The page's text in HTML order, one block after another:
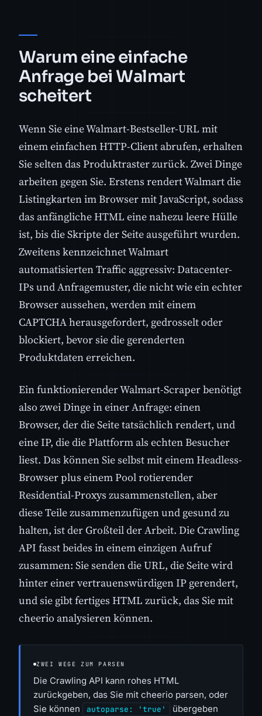
Warum eine einfache
Anfrage bei Walmart
scheitert
Wenn Sie eine Walmart-Bestseller-URL mit
einem einfachen HTTP-Client abrufen, erhalten
Sie selten das Produktraster zurück. Zwei Dinge
arbeiten gegen Sie. Erstens rendert Walmart die
Listingkarten im Browser mit JavaScript, sodass
das anfängliche HTML eine nahezu leere Hülle
ist, bis die Skripte der Seite ausgeführt wurden.
Zweitens kennzeichnet Walmart
automatisierten Traffic aggressiv: Datacenter-
IPs und Anfragemuster, die nicht wie ein echter
Browser aussehen, werden mit einem
CAPTCHA herausgefordert, gedrosselt oder
blockiert, bevor sie die gerenderten
Produktdaten erreichen.
Ein funktionierender Walmart-Scraper benötigt
also zwei Dinge in einer Anfrage: einen
Browser, der die Seite tatsächlich rendert, und
eine IP, die die Plattform als echten Besucher
liest. Das können Sie selbst mit einem Headless-
Browser plus einem Pool rotierender
Residential-Proxys zusammenstellen, aber
diese Teile zusammenzufügen und gesund zu
halten, ist der Großteil der Arbeit. Die Crawling
API fasst beides in einem einzigen Aufruf
zusammen: Sie senden die URL, die Seite wird
hinter einer vertrauenswürdigen IP gerendert,
und sie gibt fertiges HTML zurück, das Sie mit
cheerio analysieren können.
ZWEI WEGE ZUM PARSEN
Die Crawling API kann rohes HTML
zurückgeben, das Sie mit cheerio parsen, oder
Sie können
autoparse: 'true'
übergeben